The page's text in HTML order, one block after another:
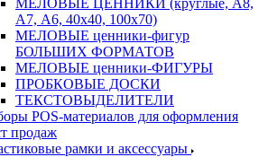
МЕЛОВЫЕ ЦЕННИКИ (круглые, А8,
А7, А6, 40х40, 100х70)
МЕЛОВЫЕ ценники-фигур
БОЛЬШИХ ФОРМАТОВ
МЕЛОВЫЕ ценники-ФИГУРЫ
ПРОБКОВЫЕ ДОСКИ
ТЕКСТОВЫДЕЛИТЕЛИ
POS-материалов для оформления
продаж
рамки и аксессуары